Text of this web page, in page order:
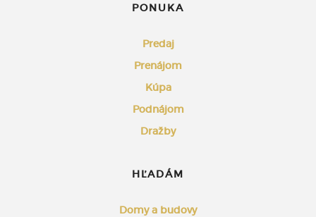
PONUKA
Predaj
Prenájom
Kúpa
Podnájom
Dražby
HĽADÁM
Domy a budovy